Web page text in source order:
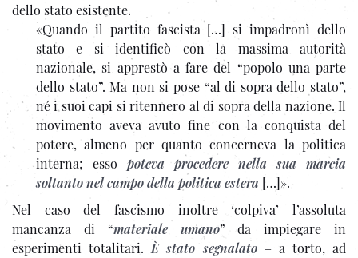
dello stato esistente.
«Quando il partito fascista […] si impadronì dello
stato e si identificò con la massima autorità
nazionale, si apprestò a fare del “popolo una parte
dello stato”. Ma non si pose “al di sopra dello stato”,
né i suoi capi si ritennero al di sopra della nazione. Il
movimento aveva avuto fine con la conquista del
potere, almeno per quanto concerneva la politica
interna; esso poteva procedere nella sua marcia
soltanto nel campo della politica estera […]».
Nel caso del fascismo inoltre ‘colpiva’ l’assoluta
mancanza di “materiale umano” da impiegare in
esperimenti totalitari. È stato segnalato– a torto, ad